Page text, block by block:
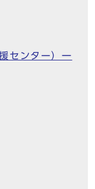
センター）一